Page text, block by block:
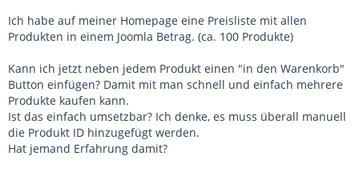
Ich habe auf meiner Homepage eine Preisliste mit allen
Produkten in einem Joomla Betrag. (ca. 100 Produkte)
Kann ich jetzt neben jedem Produkt einen "in den Warenkorb"
Button einfügen? Damit mit man schnell und einfach mehrere
Produkte kaufen kann.
Ist das einfach umsetzbar? Ich denke, es muss überall manuell
die Produkt ID hinzugefügt werden.
Hat jemand Erfahrung damit?